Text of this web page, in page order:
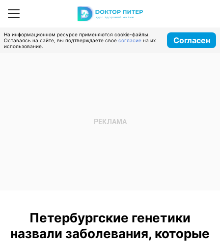
На информационном ресурсе применяются cookie-файлы.
Оставаясь на сайте, вы подтверждаете свое согласие на их
использование.
Согласен
Петербургские генетики
назвали заболевания, которые